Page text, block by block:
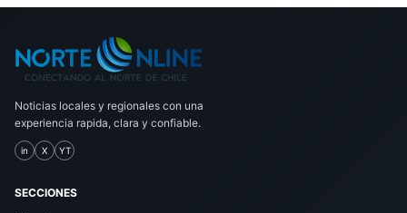
Noticias locales y regionales con una
experiencia rapida, clara y confiable.
in X YT
SECCIONES